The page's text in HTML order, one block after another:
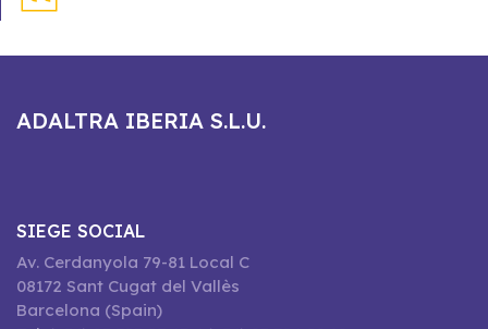
ADALTRA IBERIA S.L.U.
SIEGE SOCIAL
Av. Cerdanyola 79-81 Local C
08172 Sant Cugat del Vallès
Barcelona (Spain)